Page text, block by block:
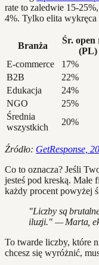
rate to zaledwie 15-
4%. Tylko elita
Branża
Śr. open
(PL)
E-commerce
17%
B2B
22%
Edukacja
24%
NGO
25%
Średnia
wszystkich
20%
Źródło: GetResponse,
Co to oznacza? Jeśli
jesteś pod kreską.
każdy procent powyżej
"Liczby są
iluzji." — Marta,
To twarde liczby, które
chcesz się wyróżnić,